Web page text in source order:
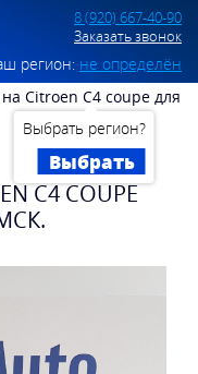
8 (920) 667-40-90
Заказать звонок
регион: не определён
Выбрать регион?
Выбрать
Citroen C4 coupe для
C4 COUPE